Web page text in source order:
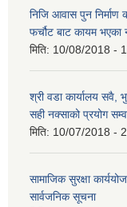
निजि आवास पुन निर्माण
फर्चौट बाट कायम भएका
मिति: 10/08/2018 -
श्री वडा कार्यालय सवै,
सही नक्साको प्रयोग
मिति: 10/07/2018 -
सामाजिक सुरक्षा
सार्वजनिक सूचना